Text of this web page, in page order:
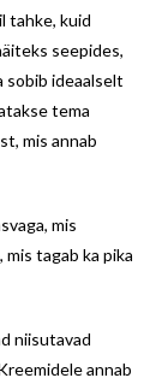
tahke, kuid
seepides,
sobib ideaalselt
tema
mis annab
mis
tagab ka pika
niisutavad
annab